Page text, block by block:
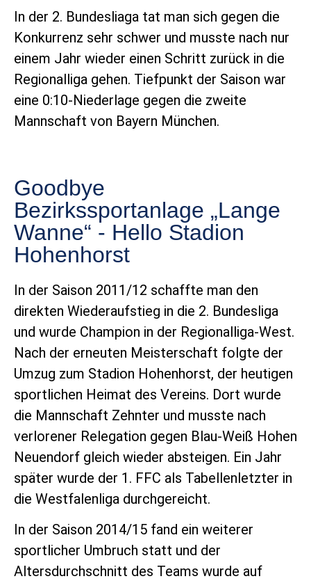
In der 2. Bundesliaga tat man sich gegen die
Konkurrenz sehr schwer und musste nach nur
einem Jahr wieder einen Schritt zurück in die
Regionalliga gehen. Tiefpunkt der Saison war
eine 0:10-Niederlage gegen die zweite
Mannschaft von Bayern München.
Goodbye
Bezirkssportanlage „Lange
Wanne“ - Hello Stadion
Hohenhorst
In der Saison 2011/12 schaffte man den
direkten Wiederaufstieg in die 2. Bundesliga
und wurde Champion in der Regionalliga-West.
Nach der erneuten Meisterschaft folgte der
Umzug zum Stadion Hohenhorst, der heutigen
sportlichen Heimat des Vereins. Dort wurde
die Mannschaft Zehnter und musste nach
verlorener Relegation gegen Blau-Weiß Hohen
Neuendorf gleich wieder absteigen. Ein Jahr
später wurde der 1. FFC als Tabellenletzter in
die Westfalenliga durchgereicht.
In der Saison 2014/15 fand ein weiterer
sportlicher Umbruch statt und der
Altersdurchschnitt des Teams wurde auf